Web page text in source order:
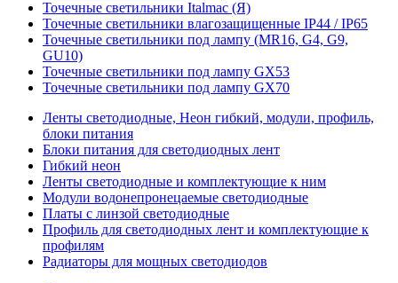
Точечные светильники Italmac (Я)
Точечные светильники влагозащищенные IP44 / IP65
Точечные светильники под лампу (MR16, G4, G9,
GU10)
Точечные светильники под лампу GX53
Точечные светильники под лампу GX70
Ленты светодиодные, Неон гибкий, модули, профиль,
блоки питания
Блоки питания для светодиодных лент
Гибкий неон
Ленты светодиодные и комплектующие к ним
Модули водонепронецаемые светодиодные
Платы с линзой светодиодные
Профиль для светодиодных лент и комплектующие к
профилям
Радиаторы для мощных светодиодов